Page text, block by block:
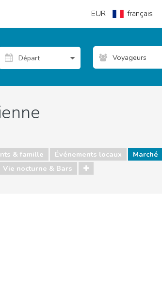
EUR français
Voyageurs
& famille Événements locaux Marché
Vie nocturne & Bars